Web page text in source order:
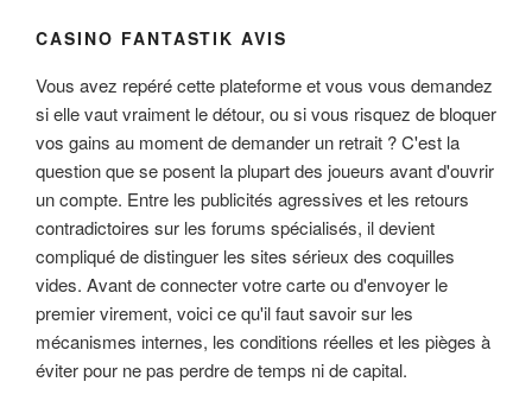
CASINO FANTASTIK AVIS
Vous avez repéré cette plateforme et vous vous demandez
si elle vaut vraiment le détour, ou si vous risquez de bloquer
vos gains au moment de demander un retrait ? C'est la
question que se posent la plupart des joueurs avant d'ouvrir
un compte. Entre les publicités agressives et les retours
contradictoires sur les forums spécialisés, il devient
compliqué de distinguer les sites sérieux des coquilles
vides. Avant de connecter votre carte ou d'envoyer le
premier virement, voici ce qu'il faut savoir sur les
mécanismes internes, les conditions réelles et les pièges à
éviter pour ne pas perdre de temps ni de capital.